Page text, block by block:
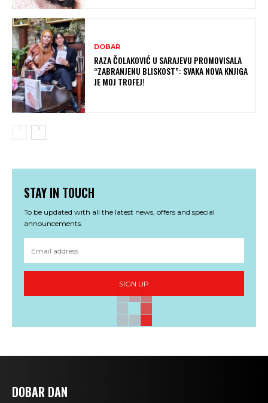
DOBAR
RAZA ČOLAKOVIĆ U SARAJEVU PROMOVISALA
“ZABRANJENU BLISKOST”: SVAKA NOVA KNJIGA
JE MOJ TROFEJ!
STAY IN TOUCH
To be updated with all the latest news, offers and special
announcements.
SIGN UP
DOBAR DAN